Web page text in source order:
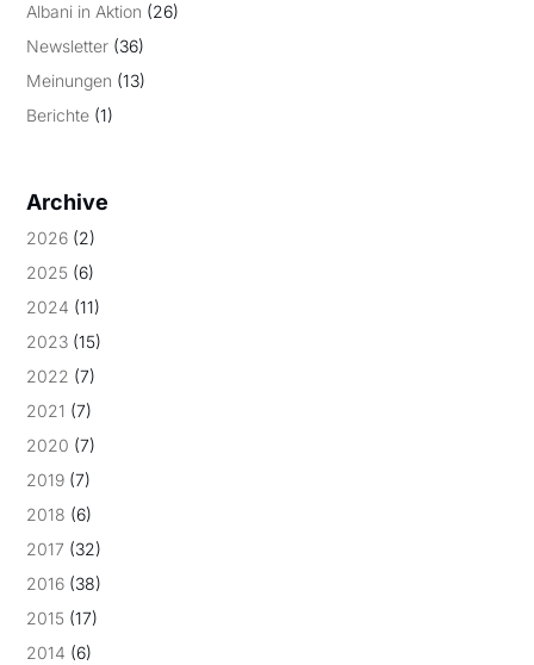
Albani in Aktion (26)
Newsletter (36)
Meinungen (13)
Berichte (1)
Archive
2026 (2)
2025 (6)
2024 (11)
2023 (15)
2022 (7)
2021 (7)
2020 (7)
2019 (7)
2018 (6)
2017 (32)
2016 (38)
2015 (17)
2014 (6)